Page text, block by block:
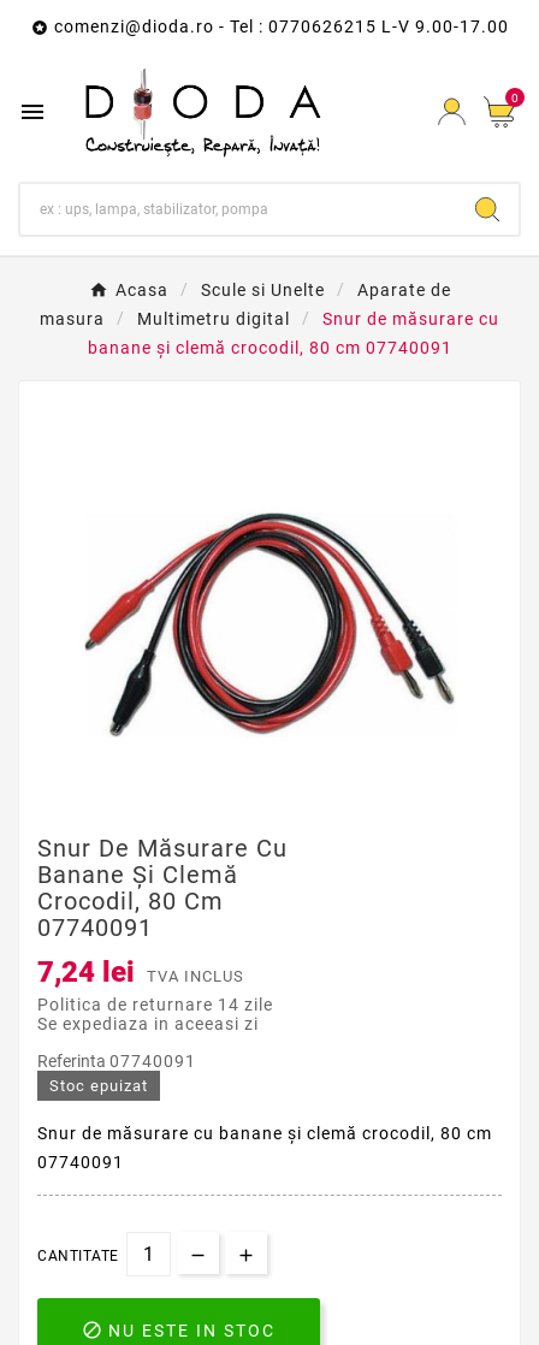
 comenzi@dioda.ro - Tel : 0770626215 L-V 9.00-17.00
 0
Acasa Scule si Unelte
Aparate de
masura
Multimetru digital
Snur de măsurare cu
banane și clemă crocodil, 80 cm 07740091
Snur De Măsurare Cu
Banane Și Clemă
Crocodil, 80 Cm
07740091
7,24 lei TVA INCLUS
Politica de returnare 14 zile
Se expediaza in aceeasi zi
Referinta 07740091
Stoc epuizat
Snur de măsurare cu banane și clemă crocodil, 80 cm
07740091
CANTITATE
 NU ESTE IN STOC